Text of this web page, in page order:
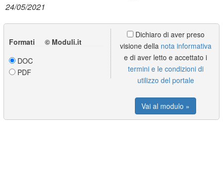
24/05/2021
Formati © Moduli.it
DOC
PDF
Dichiaro di aver preso
visione della nota informativa
e di aver letto e accettato i
termini e le condizioni di
utilizzo del portale
Vai al modulo »